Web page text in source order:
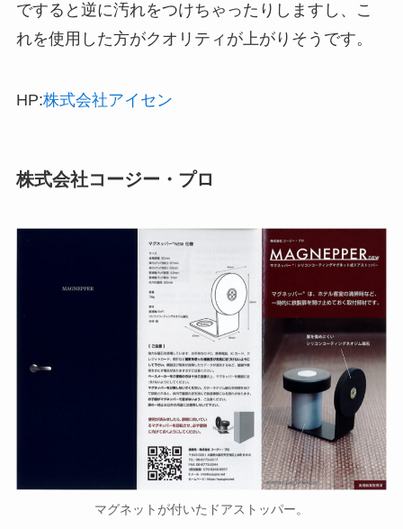
ですると逆に汚れをつけちゃったりしますし、こ
れを使用した方がクオリティが上がりそうです。
HP:株式会社アイセン
株式会社コージー・プロ
マグネットが付いたドアストッパー。